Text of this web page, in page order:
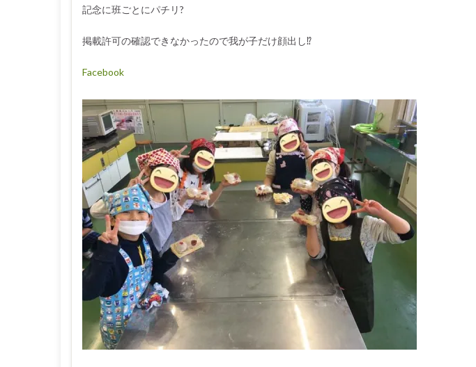
記念に班ごとにパチリ?
掲載許可の確認できなかったので我が子だけ顔出し⁉︎
Facebook